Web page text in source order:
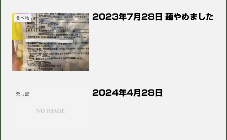
食べ物 2023年7月28日 麺やめました
鬼っ記 2024年4月28日